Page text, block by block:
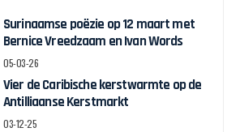
Surinaamse poëzie op 12 maart met
Bernice Vreedzaam en Ivan Words
05-03-26
Vier de Caribische kerstwarmte op de
Antilliaanse Kerstmarkt
03-12-25